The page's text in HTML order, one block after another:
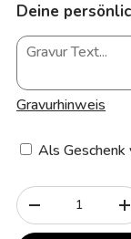
Deine
Gravurhinweis
Als
Anzahl
-
+